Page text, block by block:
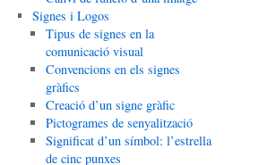
Signes i Logos
Tipus de signes en la
comunicació visual
Convencions en els signes
gràfics
Creació d’un signe gràfic
Pictogrames de senyalització
Significat d’un símbol: l’estrella
de cinc punxes